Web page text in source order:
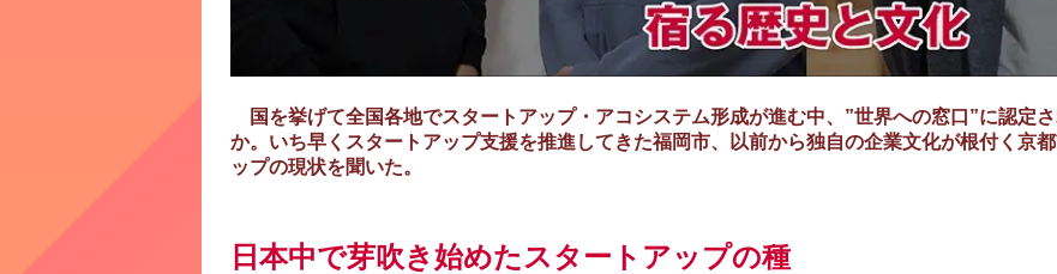
国を挙げて全国各地でスタートアップ・アコシステム形成が進む中、”世界への窓口”に認定
か。いち早くスタートアップ支援を推進してきた福岡市、以前から独自の企業文化が根付く京
ップの現状を聞いた。
日本中で芽吹き始めたスタートアップの種